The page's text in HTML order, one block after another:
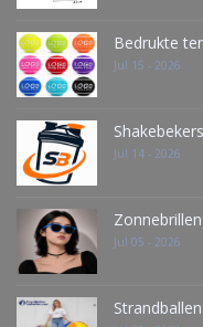
Bedrukte
Jul 15 - 2026
Jul 14 - 2026
Jul 05 - 2026